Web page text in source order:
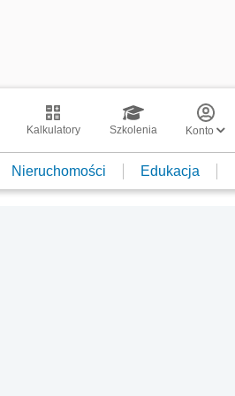
Kalkulatory Szkolenia Konto
Nieruchomości Edukacja